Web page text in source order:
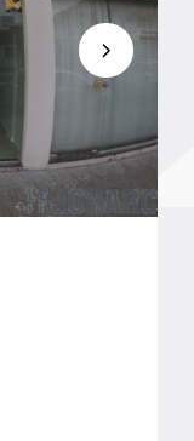
Favoritar